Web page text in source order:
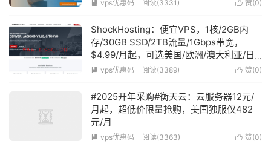
 赞(0)
 vps优惠码 阅读(3331)
ShockHosting：便宜VPS，1核/2GB内
存/30GB SSD/2TB流量/1Gbps带宽，
$4.99/月起，可选美国/欧洲/澳大利亚/日
本/新加坡等11个机房
 赞(0)
 vps优惠码 阅读(3389)
#2025开年采购#衡天云：云服务器12元/
月起，超低价限量抢购，美国独服仅482
元/月
 赞(0)
 vps优惠码 阅读(3363)